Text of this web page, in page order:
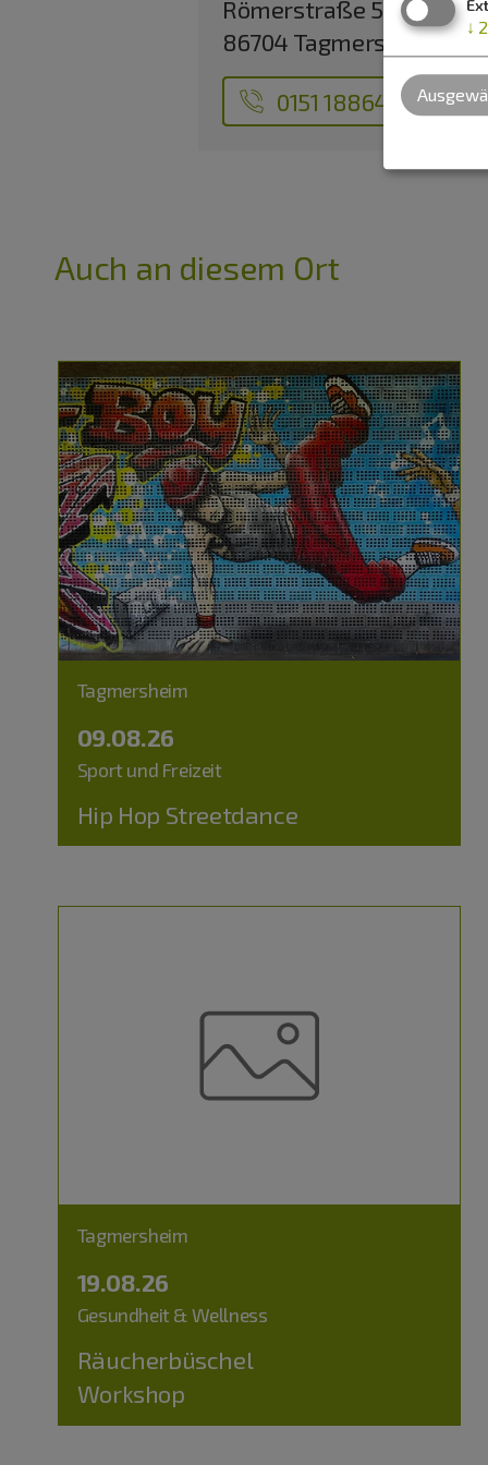
Römerstraße 51
86704 Tagmersheim
0151 18864740
Auch an diesem Ort
Tagmersheim
09.08.26
Sport und Freizeit
Hip Hop Streetdance
Tagmersheim
19.08.26
Gesundheit & Wellness
Räucherbüschel
Workshop
↓ 2